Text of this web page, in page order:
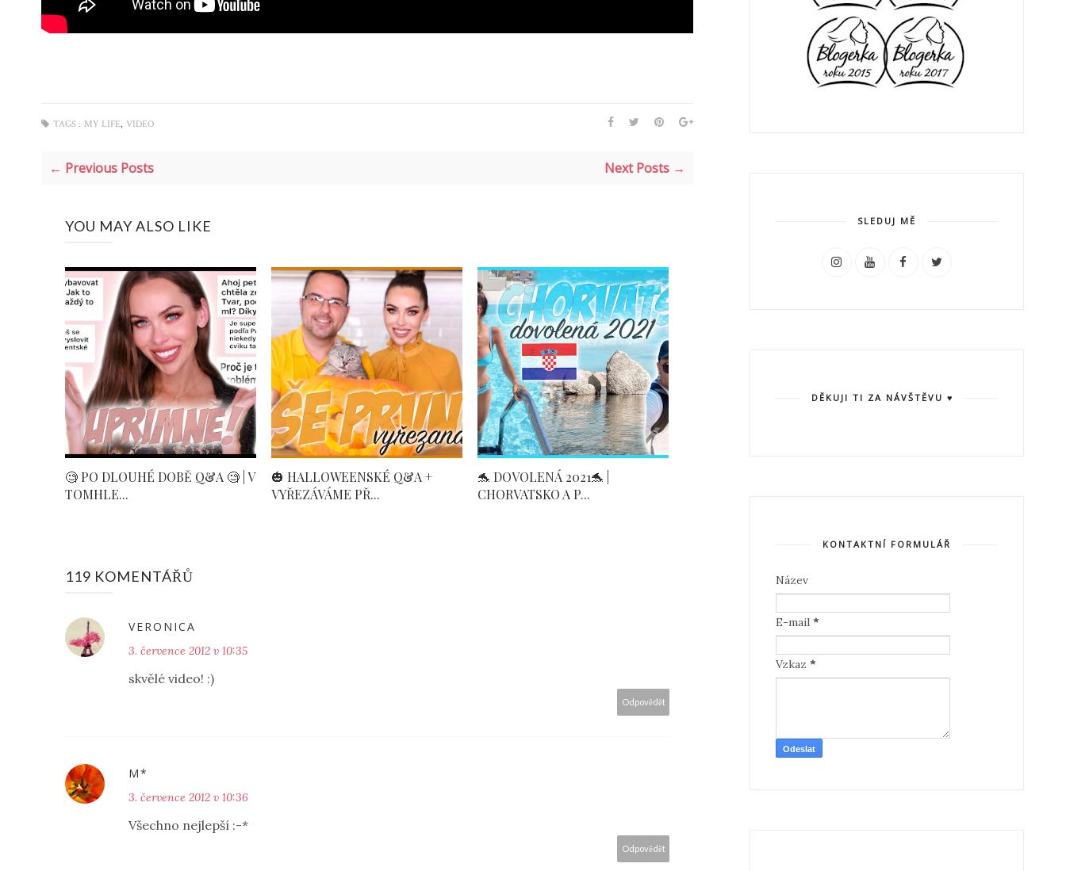
TAGS : MY LIFE, VIDEO
← Previous Posts Next Posts →
YOU MAY ALSO LIKE
🧐 PO DLOUHÉ DOBĚ Q&A 🧐 | V
TOMHLE...
🎃 HALLOWEENSKÉ Q&A +
VYŘEZÁVÁME PŘ...
🐬 DOVOLENÁ 2021🐬 |
CHORVATSKO A P...
119 KOMENTÁŘŮ
VERONICA
3. července 2012 v 10:35
skvělé video! :)
Odpovědět
M*
3. července 2012 v 10:36
Všechno nejlepší :-*
Odpovědět
SLEDUJ MĚ
DĚKUJI TI ZA NÁVŠTĚVU ♥
KONTAKTNÍ FORMULÁŘ
Název
E-mail *
Vzkaz *